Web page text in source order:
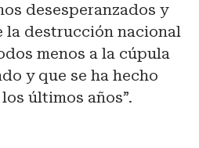
desesperanzados y
la destrucción nacional
menos a la cúpula
y que se ha hecho
últimos años”.